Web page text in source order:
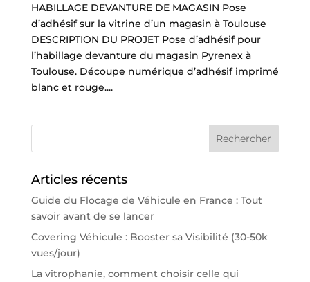
HABILLAGE DEVANTURE DE MAGASIN Pose
d’adhésif sur la vitrine d’un magasin à Toulouse
DESCRIPTION DU PROJET Pose d’adhésif pour
l’habillage devanture du magasin Pyrenex à
Toulouse. Découpe numérique d’adhésif imprimé
blanc et rouge....
Articles récents
Guide du Flocage de Véhicule en France : Tout
savoir avant de se lancer
Covering Véhicule : Booster sa Visibilité (30-50k
vues/jour)
La vitrophanie, comment choisir celle qui